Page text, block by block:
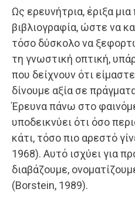
Ως ερευνήτρια, έριξα
βιβλιογραφία, ώστε να
τόσο δύσκολο να
τη γνωστική οπτική,
που δείχνουν ότι
δίνουμε αξία σε
Έρευνα πάνω στο
υποδεικνύει ότι όσο
κάτι, τόσο πιο αρεστό
1968). Αυτό ισχύει για
διαβάζουμε,
(Borstein, 1989).